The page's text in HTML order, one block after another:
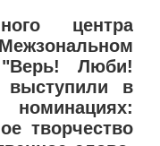
центра
"Верь! Люби!
в
творчество